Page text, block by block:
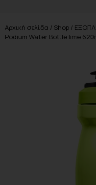
Αρχική σελίδα / Shop /
Podium Water Bottle lime